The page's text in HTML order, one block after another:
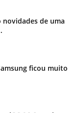
de uma
ficou muito